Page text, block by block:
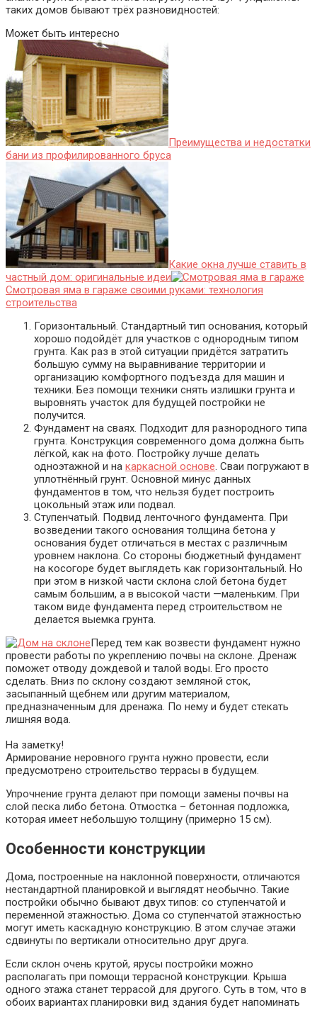
таких домов бывают трёх разновидностей:
Может быть интересно
Преимущества и недостатки
бани из профилированного бруса
Какие окна лучше ставить в
частный дом: оригинальные идеи
Смотровая яма в гараже своими руками: технология
строительства
Горизонтальный. Стандартный тип основания, который
хорошо подойдёт для участков с однородным типом
грунта. Как раз в этой ситуации придётся затратить
большую сумму на выравнивание территории и
организацию комфортного подъезда для машин и
техники. Без помощи техники снять излишки грунта и
выровнять участок для будущей постройки не
получится.
Фундамент на сваях. Подходит для разнородного типа
грунта. Конструкция современного дома должна быть
лёгкой, как на фото. Постройку лучше делать
одноэтажной и на каркасной основе. Сваи погружают в
уплотнённый грунт. Основной минус данных
фундаментов в том, что нельзя будет построить
цокольный этаж или подвал.
Ступенчатый. Подвид ленточного фундамента. При
возведении такого основания толщина бетона у
основания будет отличаться в местах с различным
уровнем наклона. Со стороны бюджетный фундамент
на косогоре будет выглядеть как горизонтальный. Но
при этом в низкой части склона слой бетона будет
самым большим, а в высокой части —маленьким. При
таком виде фундамента перед строительством не
делается выемка грунта.
Перед тем как возвести фундамент нужно
провести работы по укреплению почвы на склоне. Дренаж
поможет отводу дождевой и талой воды. Его просто
сделать. Вниз по склону создают земляной сток,
засыпанный щебнем или другим материалом,
предназначенным для дренажа. По нему и будет стекать
лишняя вода.
На заметку!
Армирование неровного грунта нужно провести, если
предусмотрено строительство террасы в будущем.
Упрочнение грунта делают при помощи замены почвы на
слой песка либо бетона. Отмостка – бетонная подложка,
которая имеет небольшую толщину (примерно 15 см).
Особенности конструкции
Дома, построенные на наклонной поверхности, отличаются
нестандартной планировкой и выглядят необычно. Такие
постройки обычно бывают двух типов: со ступенчатой и
переменной этажностью. Дома со ступенчатой этажностью
могут иметь каскадную конструкцию. В этом случае этажи
сдвинуты по вертикали относительно друг друга.
Если склон очень крутой, ярусы постройки можно
располагать при помощи террасной конструкции. Крыша
одного этажа станет террасой для другого. Суть в том, что в
обоих вариантах планировки вид здания будет напоминать